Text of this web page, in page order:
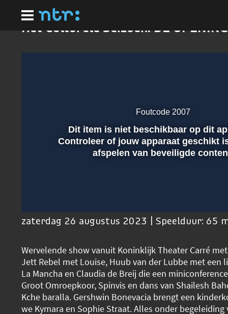
hoofdinhoud
Het Culturele Seizoen: DE OPENING
Afspelen
Foutcode 2007
Dit item is niet beschikbaar op dit
Controleer of jouw apparaat geschikt
afspelen van beveiligde
zaterdag 26 augustus 2023 | Speelduur: 65
Wervelende show vanuit Koninklijk Theater Carré
Jett Rebel met Louise, Huub van der Lubbe met een
La Mancha en Claudia de Breij die een
Groot Omroepkoor, Spinvis en dans van Shailesh
Kche baralla. Gershwin Bonevacia brengt een
we Kymara en Sophie Straat. Alles onder begeleiding